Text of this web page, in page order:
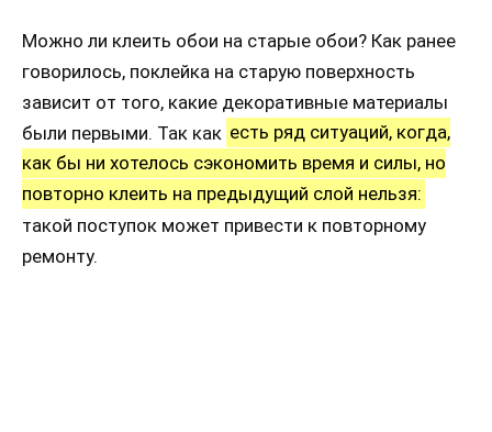
Можно ли клеить обои на старые обои? Как ранее
говорилось, поклейка на старую поверхность
зависит от того, какие декоративные материалы
были первыми. Так как есть ряд ситуаций, когда,
как бы ни хотелось сэкономить время и силы, но
повторно клеить на предыдущий слой нельзя:
такой поступок может привести к повторному
ремонту.